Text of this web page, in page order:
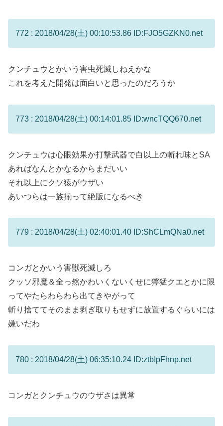
772 : 2018/04/28(土) 00:10:53.86 ID:FJO5GZKN0.net
クンチュウとかいう害虫死滅しねえかな
これを考えた開発は面白いと思ったのだろうか
773 : 2018/04/28(土) 00:14:01.85 ID:wncTQQ670.net
クンチュウは心眼効果か打撃武器で白以上の斬れ味とSA
あればなんとかなるからまだいい
それ以上にクソ猿がウザい
あいつらは一族揃って絶版になるべき
779 : 2018/04/28(土) 02:40:01.40 ID:ShCLmQNa0.net
コンガとかいう害獣死滅しろ
クッソ邪魔＆全っ然かわいくないくせに獰猛クエとかに限
ってやたらわらわら出てきやがって
斬り捨ててそのまま剥ぎ取りもせずに放置するぐらいには
嫌いだわ
780 : 2018/04/28(土) 06:35:10.24 ID:ztbIpFhnp.net
コンガとクンチュウのウザさは異常